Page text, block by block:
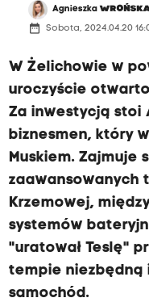
Agnieszka
date_range Sobota, 2024.04.20
W Żelichowie w
uroczyście
Za inwestycją stoi
biznesmen, który
Muskiem. Zajmuje
zaawansowanych
Krzemowej,
systemów
"uratował Teslę"
tempie niezbędną
samochód.